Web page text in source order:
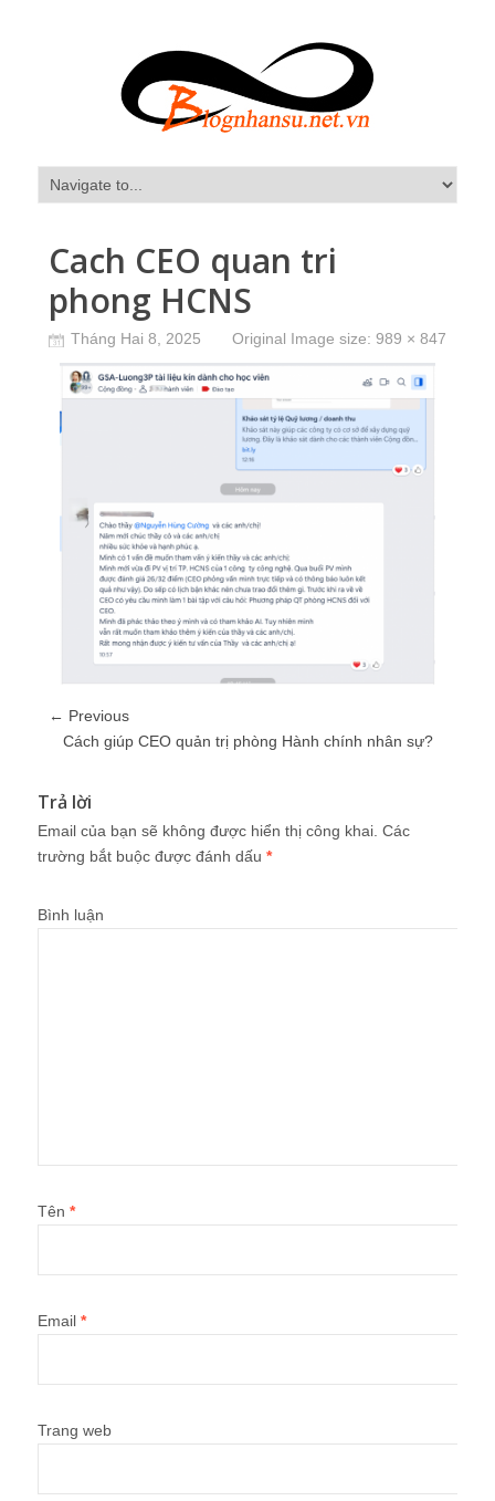
Cach CEO quan tri
phong HCNS
Tháng Hai 8, 2025 Original Image size: 989 × 847
← Previous
Cách giúp CEO quản trị phòng Hành chính nhân sự?
Trả lời
Email của bạn sẽ không được hiển thị công khai. Các
trường bắt buộc được đánh dấu *
Bình luận
Tên *
Email *
Trang web